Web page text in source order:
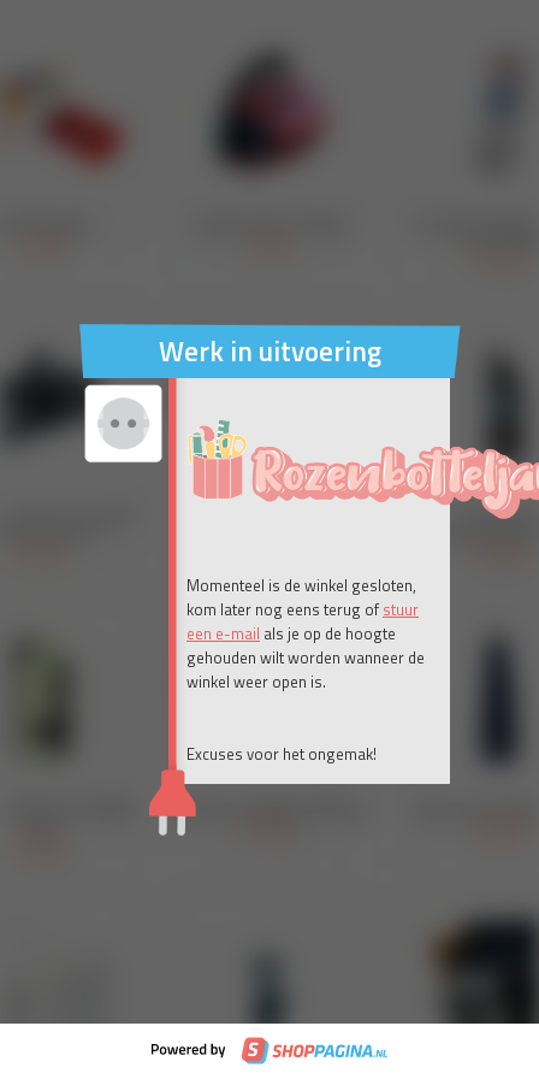
Werk in uitvoering
Momenteel is de winkel gesloten,
kom later nog eens terug of stuur
een e-mail als je op de hoogte
gehouden wilt worden wanneer de
winkel weer open is.
Excuses voor het ongemak!